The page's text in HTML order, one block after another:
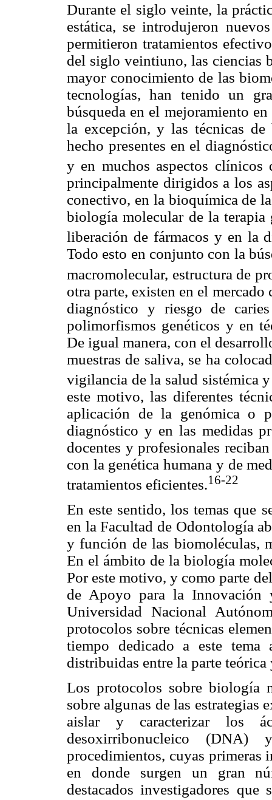
Durante el siglo veinte, la
estática, se introdujeron
permitieron tratamientos
del siglo veintiuno, las ciencias
mayor conocimiento de las
tecnologías, han tenido un
búsqueda en el mejoramiento
la excepción, y las técnicas
hecho presentes en el
y en muchos aspectos clínicos
principalmente dirigidos a los
conectivo, en la bioquímica de
biología molecular de la terapia
liberación de fármacos y en la
Todo esto en conjunto con la
macromolecular, estructura de
otra parte, existen en el
diagnóstico y riesgo de
polimorfismos genéticos y en
De igual manera, con el
muestras de saliva, se ha
vigilancia de la salud sistémica
este motivo, las diferentes
aplicación de la genómica o
diagnóstico y en las medidas
docentes y profesionales
con la genética humana y de
tratamientos eficientes.16-22
En este sentido, los temas que
en la Facultad de Odontología
y función de las biomoléculas,
En el ámbito de la biología
Por este motivo, y como parte
de Apoyo para la Innovación
Universidad Nacional
protocolos sobre técnicas
tiempo dedicado a este
distribuidas entre la parte
Los protocolos sobre biología
sobre algunas de las estrategias
aislar y caracterizar los
desoxirribonucleico
procedimientos, cuyas
en donde surgen un gran
destacados investigadores